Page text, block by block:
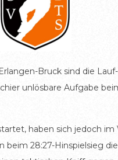
Bruck sind die
unlösbare Aufgabe
haben sich jedoch
28:27-Hinspielsieg